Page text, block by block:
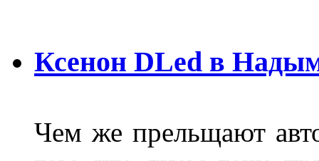
Ксенон DLed в
Чем же прельщают